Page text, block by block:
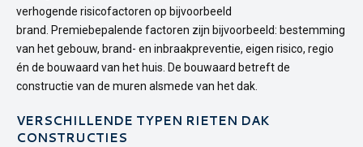
verhogende risicofactoren op bijvoorbeeld
brand. Premiebepalende factoren zijn bijvoorbeeld: bestemming
van het gebouw, brand- en inbraakpreventie, eigen risico, regio
én de bouwaard van het huis. De bouwaard betreft de
constructie van de muren alsmede van het dak.
VERSCHILLENDE TYPEN RIETEN DAK
CONSTRUCTIES